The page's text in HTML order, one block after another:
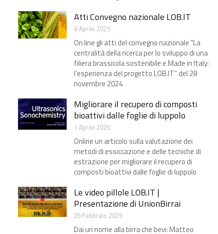
Atti Convegno nazionale LOB.IT
8 Aprile 2025
On line gli atti del convegno nazionale "La
centralità della ricerca per lo sviluppo di una
filiera brassicola sostenibile e Made in Italy:
l’esperienza del progetto LOB.IT” del 28
novembre 2024
Migliorare il recupero di composti
bioattivi dalle foglie di luppolo
1 Aprile 2025
Online un articolo sulla valutazione dei
metodi di essiccazione e delle tecniche di
estrazione per migliorare il recupero di
composti bioattivi dalle foglie di luppolo
Le video pillole LOB.IT |
Presentazione di UnionBirrai
26 Febbraio 2025
Dai un nome alla birra che bevi: Matteo